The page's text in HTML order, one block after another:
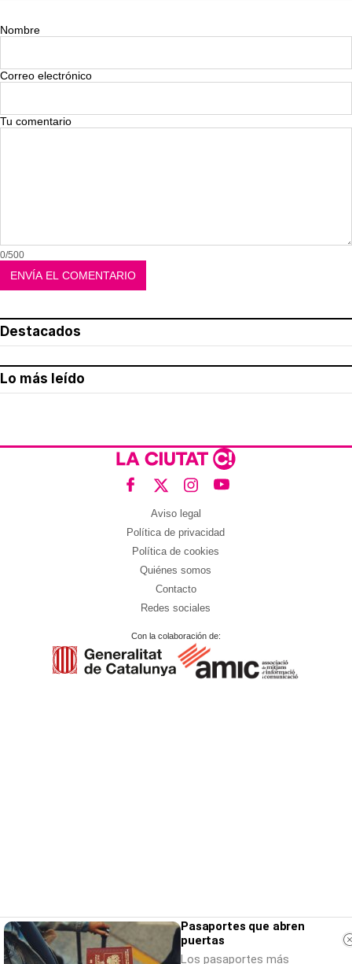
Nombre
Correo electrónico
Tu comentario
0/500
Destacados
Lo más leído
Aviso legal
Política de privacidad
Política de cookies
Quiénes somos
Contacto
Redes sociales
Con la colaboración de:
Pasaportes que abren
puertas
Los pasaportes más